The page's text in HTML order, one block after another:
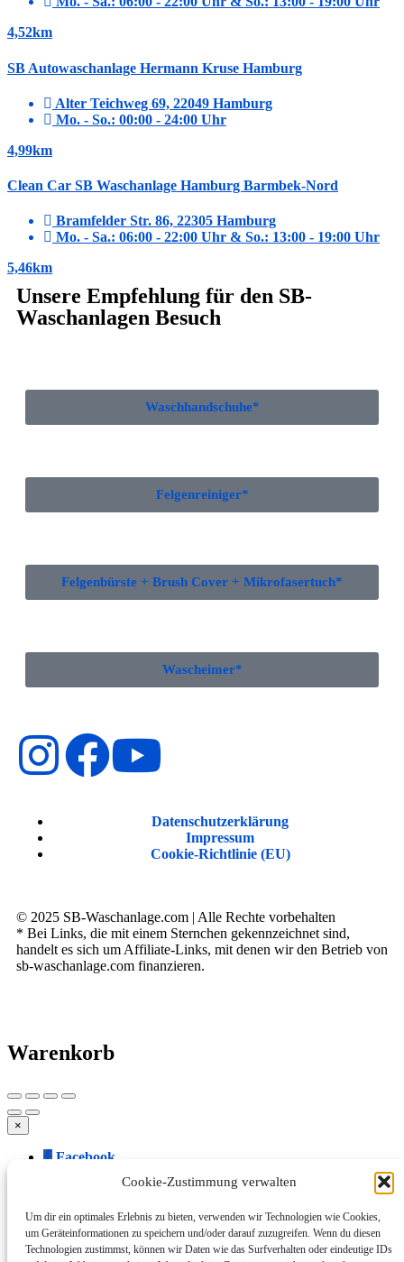
Cookie-Zustimmung verwalten
Um dir ein optimales Erlebnis zu bieten, verwenden wir Technologien wie Cookies,
um Geräteinformationen zu speichern und/oder darauf zuzugreifen. Wenn du diesen
Technologien zustimmst, können wir Daten wie das Surfverhalten oder eindeutige IDs
4,52km
SB Autowaschanlage Hermann Kruse Hamburg
Alter Teichweg 69, 22049 Hamburg
Mo. - So.: 00:00 - 24:00 Uhr
4,99km
Clean Car SB Waschanlage Hamburg Barmbek-Nord
Bramfelder Str. 86, 22305 Hamburg
Mo. - Sa.: 06:00 - 22:00 Uhr & So.: 13:00 - 19:00 Uhr
5,46km
Unsere Empfehlung für den SB-
Waschanlagen Besuch
Waschhandschuhe*
Felgenreiniger*
Felgenbürste + Brush Cover + Mikrofasertuch*
Wascheimer*
Datenschutzerklärung
Impressum
Cookie-Richtlinie (EU)
© 2025 SB-Waschanlage.com | Alle Rechte vorbehalten
* Bei Links, die mit einem Sternchen gekennzeichnet sind,
handelt es sich um Affiliate-Links, mit denen wir den Betrieb von
sb-waschanlage.com finanzieren.
Warenkorb
×
Facebook
WhatsApp
LinkedIn
Tumblr
VKontakte